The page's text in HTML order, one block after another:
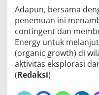
Adapun, bersama
penemuan ini
contingent dan
Energy untuk
(organic growth) di
aktivitas eksplorasi
(Redaksi)